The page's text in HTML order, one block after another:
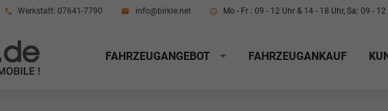
Werkstatt: 07641-7790 info@birkle.net Mo - Fr : 09 - 12 Uhr & 14 - 18 Uhr, Sa: 09 - 12
FAHRZEUGANGEBOT FAHRZEUGANKAUF